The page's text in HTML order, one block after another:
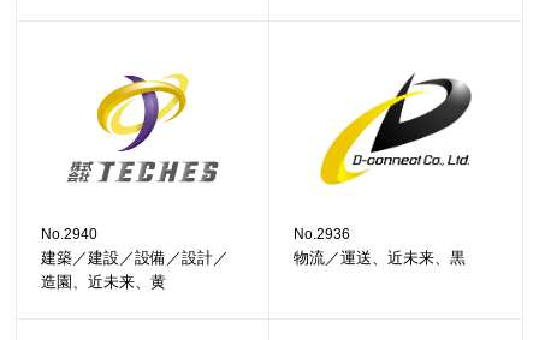
No.2940
建築／建設／設備／設計／
造園、近未来、黄
No.2936
物流／運送、近未来、黒